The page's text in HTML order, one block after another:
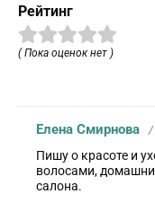
Рейтинг
( Пока оценок нет )
Елена Смирнова /
Пишу о красоте и
волосами,
салона.